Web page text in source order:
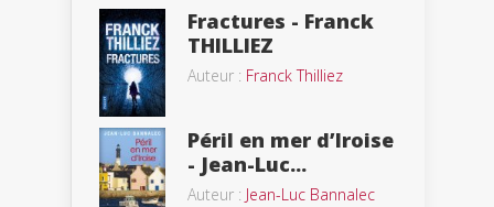
Fractures - Franck
THILLIEZ
Auteur : Franck Thilliez
Péril en mer d’Iroise
- Jean-Luc...
Auteur : Jean-Luc Bannalec